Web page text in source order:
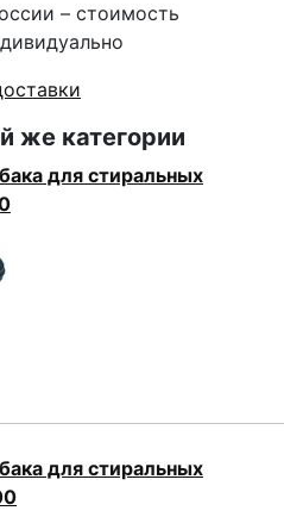
– стоимость
же категории
для стиральных
для стиральных